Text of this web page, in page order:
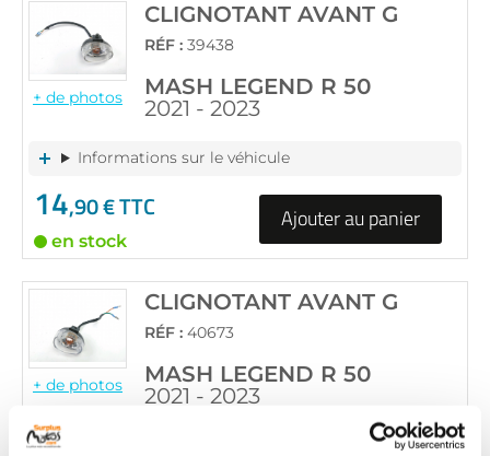
+ de photos
CLIGNOTANT AVANT G
RÉF : 39438
MASH LEGEND R 50
2021 - 2023
Informations sur le véhicule
14,90 € TTC
en stock
Ajouter au panier
+ de photos
CLIGNOTANT AVANT G
RÉF : 40673
MASH LEGEND R 50
2021 - 2023